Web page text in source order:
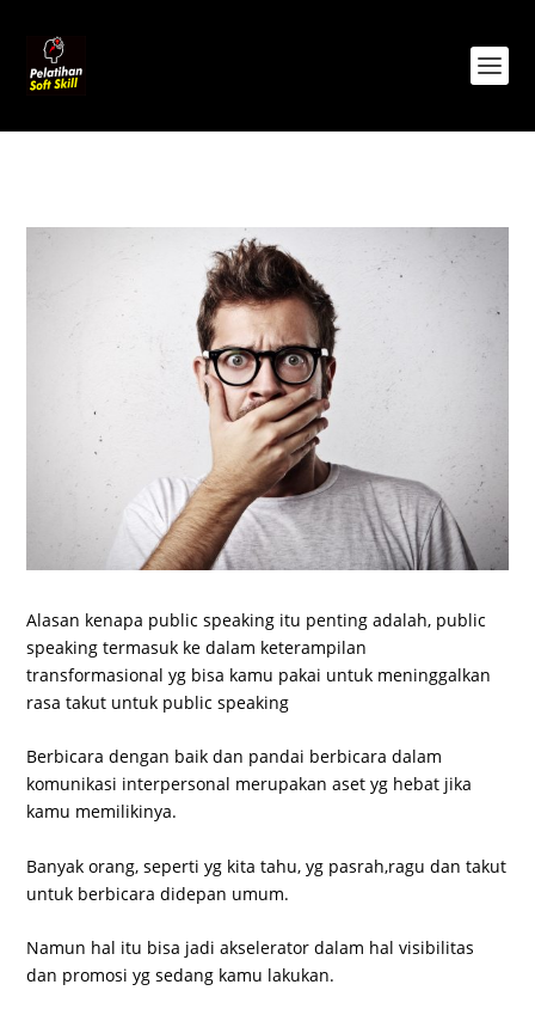
Alasan kenapa public speaking itu penting adalah, public
speaking termasuk ke dalam keterampilan
transformasional yg bisa kamu pakai untuk meninggalkan
rasa takut untuk public speaking
Berbicara dengan baik dan pandai berbicara dalam
komunikasi interpersonal merupakan aset yg hebat jika
kamu memilikinya.
Banyak orang, seperti yg kita tahu, yg pasrah,ragu dan takut
untuk berbicara didepan umum.
Namun hal itu bisa jadi akselerator dalam hal visibilitas
dan promosi yg sedang kamu lakukan.